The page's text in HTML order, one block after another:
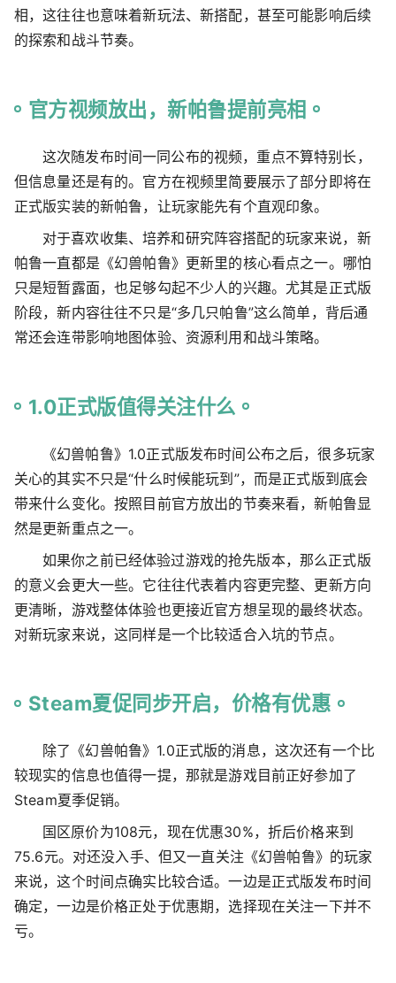
相，这往往也意味着新玩法、新搭配，甚至可能影响后续
的探索和战斗节奏。
官方视频放出，新帕鲁提前亮相
这次随发布时间一同公布的视频，重点不算特别长，
但信息量还是有的。官方在视频里简要展示了部分即将在
正式版实装的新帕鲁，让玩家能先有个直观印象。
对于喜欢收集、培养和研究阵容搭配的玩家来说，新
帕鲁一直都是《幻兽帕鲁》更新里的核心看点之一。哪怕
只是短暂露面，也足够勾起不少人的兴趣。尤其是正式版
阶段，新内容往往不只是“多几只帕鲁”这么简单，背后通
常还会连带影响地图体验、资源利用和战斗策略。
1.0正式版值得关注什么
《幻兽帕鲁》1.0正式版发布时间公布之后，很多玩家
关心的其实不只是“什么时候能玩到”，而是正式版到底会
带来什么变化。按照目前官方放出的节奏来看，新帕鲁显
然是更新重点之一。
如果你之前已经体验过游戏的抢先版本，那么正式版
的意义会更大一些。它往往代表着内容更完整、更新方向
更清晰，游戏整体体验也更接近官方想呈现的最终状态。
对新玩家来说，这同样是一个比较适合入坑的节点。
Steam夏促同步开启，价格有优惠
除了《幻兽帕鲁》1.0正式版的消息，这次还有一个比
较现实的信息也值得一提，那就是游戏目前正好参加了
Steam夏季促销。
国区原价为108元，现在优惠30%，折后价格来到
75.6元。对还没入手、但又一直关注《幻兽帕鲁》的玩家
来说，这个时间点确实比较合适。一边是正式版发布时间
确定，一边是价格正处于优惠期，选择现在关注一下并不
亏。